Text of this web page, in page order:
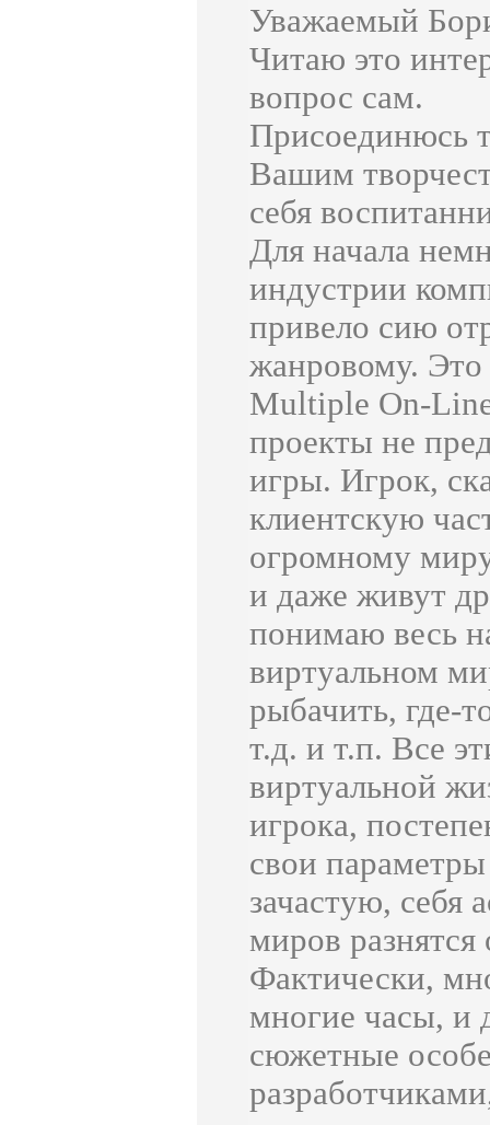
Уважаемый
Читаю это
вопрос сам.
Присоединюсь
Вашим
себя
Для начала
индустрии
привело сию
жанровому. Это
Multiple On-
проекты не
игры. Игрок,
клиентскую
огромному
и даже живут
понимаю весь
виртуальном
рыбачить, где-
т.д. и т.п. Все
виртуальной
игрока,
свои
зачастую, себя
миров разнятся
Фактически,
многие часы, и
сюжетные